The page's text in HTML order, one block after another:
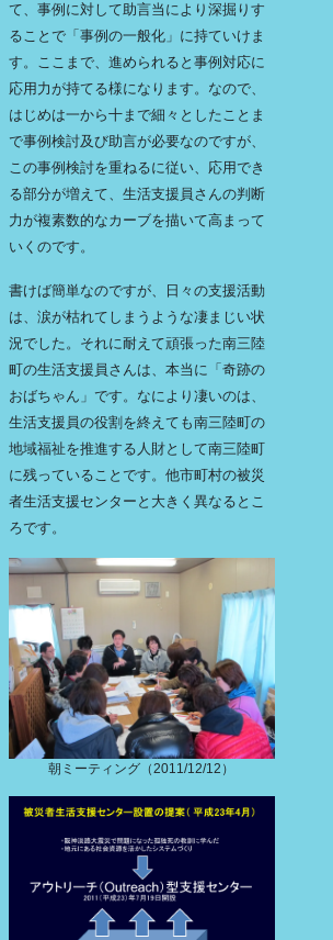
て、事例に対して助言当により深掘りす
ることで「事例の一般化」に持ていけま
す。ここまで、進められると事例対応に
応用力が持てる様になります。なので、
はじめは一から十まで細々としたことま
で事例検討及び助言が必要なのですが、
この事例検討を重ねるに従い、応用でき
る部分が増えて、生活支援員さんの判断
力が複素数的なカーブを描いて高まって
いくのです。
書けば簡単なのですが、日々の支援活動
は、涙が枯れてしまうような凄まじい状
況でした。それに耐えて頑張った南三陸
町の生活支援員さんは、本当に「奇跡の
おばちゃん」です。なにより凄いのは、
生活支援員の役割を終えても南三陸町の
地域福祉を推進する人財として南三陸町
に残っていることです。他市町村の被災
者生活支援センターと大きく異なるとこ
ろです。
朝ミーティング（2011/12/12）